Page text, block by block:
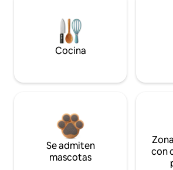
Cocina
Se admiten
mascotas
con